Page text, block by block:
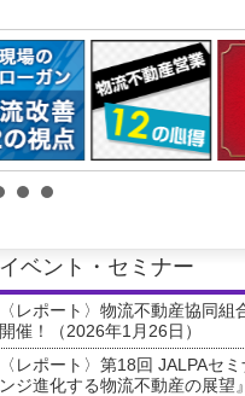
イベント・セミナー
〈レポート〉物流不動産協同組
開催！（2026年1月26日）
〈レポート〉第18回 JALPAセ
ンジ進化する物流不動産の展望』